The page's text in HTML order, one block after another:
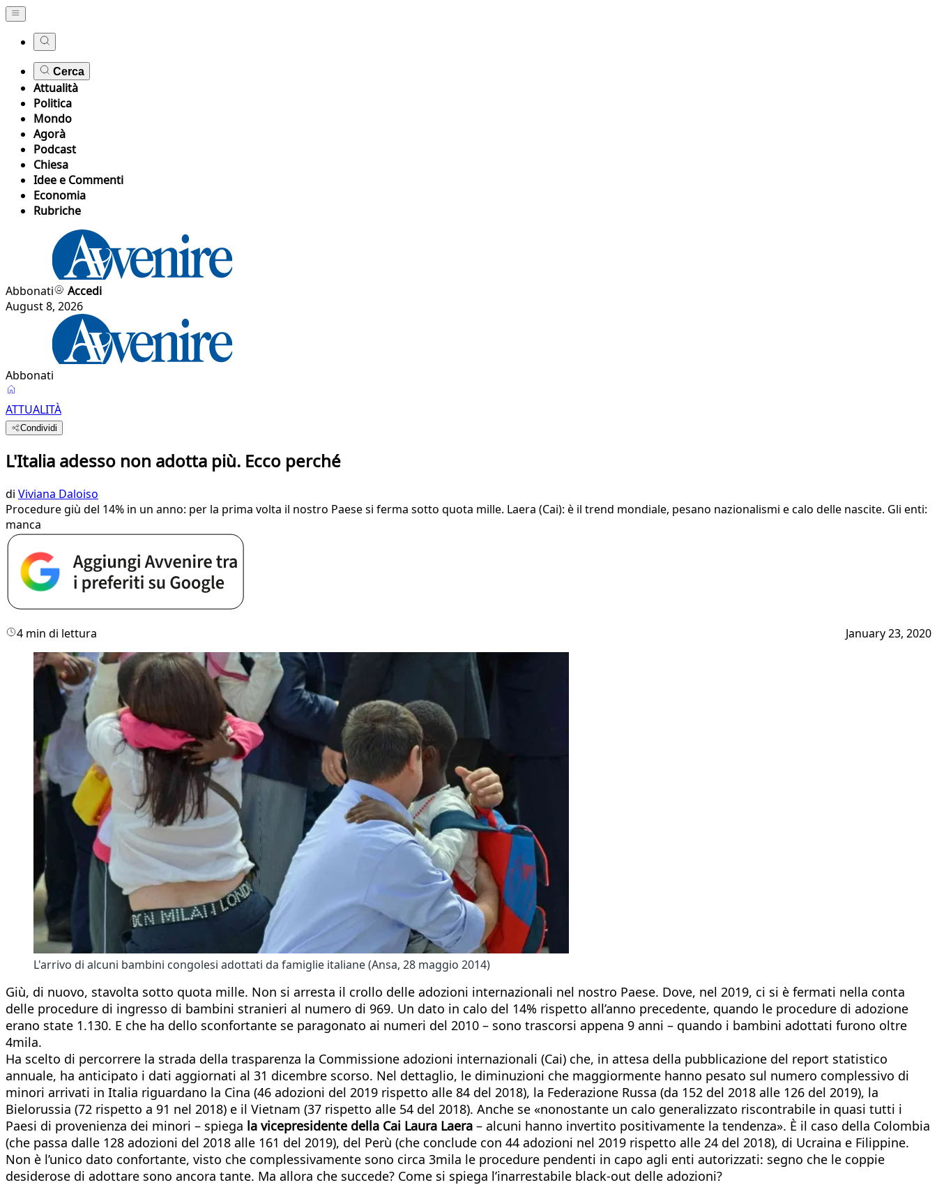
Cerca
Attualità
Politica
Mondo
Agorà
Podcast
Chiesa
Idee e Commenti
Economia
Rubriche
Abbonati
Accedi
August 8, 2026
Abbonati
ATTUALITÀ
Condividi
L'Italia adesso non adotta più. Ecco perché
di Viviana Daloiso
Procedure giù del 14% in un anno: per la prima volta il nostro Paese si ferma sotto quota mille. Laera (Cai): è il trend mondiale, pesano nazionalismi e calo delle nascite. Gli enti:
manca
4 min di lettura January 23, 2020
L'arrivo di alcuni bambini congolesi adottati da famiglie italiane (Ansa, 28 maggio 2014)
Giù, di nuovo, stavolta sotto quota mille. Non si arresta il crollo delle adozioni internazionali nel nostro Paese. Dove, nel 2019, ci si è fermati nella conta
delle procedure di ingresso di bambini stranieri al numero di 969. Un dato in calo del 14% rispetto all’anno precedente, quando le procedure di adozione
erano state 1.130. E che ha dello sconfortante se paragonato ai numeri del 2010 – sono trascorsi appena 9 anni – quando i bambini adottati furono oltre
4mila.
Ha scelto di percorrere la strada della trasparenza la Commissione adozioni internazionali (Cai) che, in attesa della pubblicazione del report statistico
annuale, ha anticipato i dati aggiornati al 31 dicembre scorso. Nel dettaglio, le diminuzioni che maggiormente hanno pesato sul numero complessivo di
minori arrivati in Italia riguardano la Cina (46 adozioni del 2019 rispetto alle 84 del 2018), la Federazione Russa (da 152 del 2018 alle 126 del 2019), la
Bielorussia (72 rispetto a 91 nel 2018) e il Vietnam (37 rispetto alle 54 del 2018). Anche se «nonostante un calo generalizzato riscontrabile in quasi tutti i
Paesi di provenienza dei minori – spiega la vicepresidente della Cai Laura Laera – alcuni hanno invertito positivamente la tendenza». È il caso della Colombia
(che passa dalle 128 adozioni del 2018 alle 161 del 2019), del Perù (che conclude con 44 adozioni nel 2019 rispetto alle 24 del 2018), di Ucraina e Filippine.
Non è l’unico dato confortante, visto che complessivamente sono circa 3mila le procedure pendenti in capo agli enti autorizzati: segno che le coppie
desiderose di adottare sono ancora tante. Ma allora che succede? Come si spiega l’inarrestabile black-out delle adozioni?